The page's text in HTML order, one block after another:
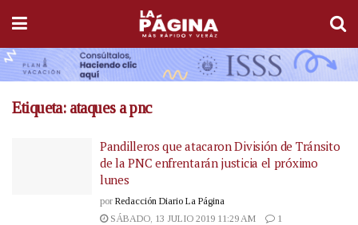
Etiqueta: ataques a pnc
Pandilleros que atacaron División de Tránsito
de la PNC enfrentarán justicia el próximo
lunes
por Redacción Diario La Página
SÁBADO, 13 JULIO 2019 11:29 AM
1